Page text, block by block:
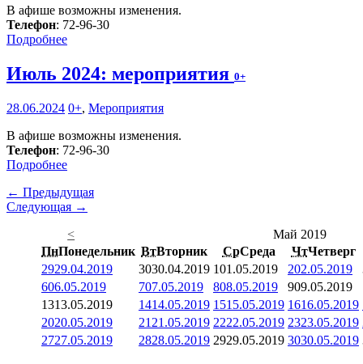
В афише возможны изменения.
Телефон: 72-96-30
Подробнее
Июль 2024: мероприятия 0+
28.06.2024 0+, Мероприятия
В афише возможны изменения.
Телефон: 72-96-30
Подробнее
← Предыдущая
Следующая →
<
Май 2019
ПнПонедельник ВтВторник СрСреда ЧтЧетверг
2929.04.2019 3030.04.2019 101.05.2019 202.05.2019
606.05.2019 707.05.2019 808.05.2019 909.05.2019
1313.05.2019 1414.05.2019 1515.05.2019 1616.05.2019
2020.05.2019 21 21.05.2019 2222.05.2019 2323.05.2019
2727.05.2019 2828.05.2019 2929.05.2019 3030.05.2019